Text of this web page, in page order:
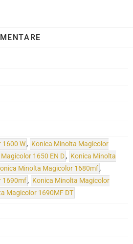
1600 W, Konica Minolta Magicolor
1650 EN D, Konica Minolta
Minolta Magicolor 1680mf,
1690mf, Konica Minolta Magicolor
Magicolor 1690MF DT